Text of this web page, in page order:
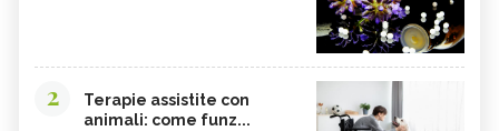
2
Terapie assistite con
animali: come funz...